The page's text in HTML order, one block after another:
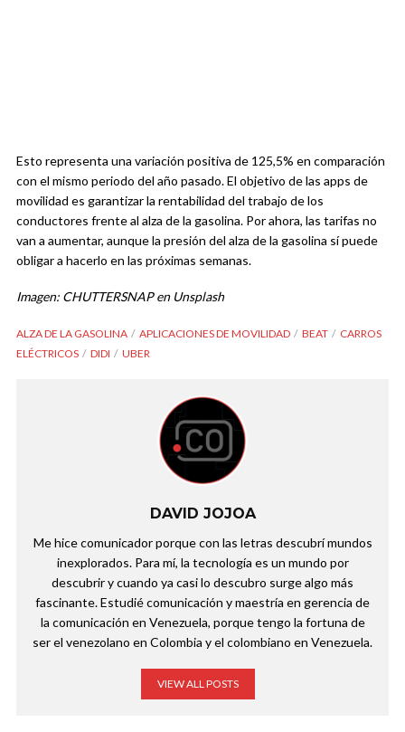
Esto representa una variación positiva de 125,5% en comparación
con el mismo periodo del año pasado. El objetivo de las apps de
movilidad es garantizar la rentabilidad del trabajo de los
conductores frente al alza de la gasolina. Por ahora, las tarifas no
van a aumentar, aunque la presión del alza de la gasolina sí puede
obligar a hacerlo en las próximas semanas.
Imagen: CHUTTERSNAP en Unsplash
ALZA DE LA GASOLINA APLICACIONES DE MOVILIDAD BEAT
CARROS
ELÉCTRICOS
DIDI UBER
DAVID JOJOA
Me hice comunicador porque con las letras descubrí mundos
inexplorados. Para mí, la tecnología es un mundo por
descubrir y cuando ya casi lo descubro surge algo más
fascinante. Estudié comunicación y maestría en gerencia de
la comunicación en Venezuela, porque tengo la fortuna de
ser el venezolano en Colombia y el colombiano en Venezuela.
VIEW ALL POSTS